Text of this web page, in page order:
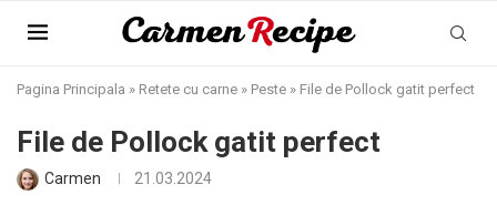
Pagina Principala » Retete cu carne » Peste » File de Pollock gatit perfect
File de Pollock gatit perfect
Carmen 21.03.2024